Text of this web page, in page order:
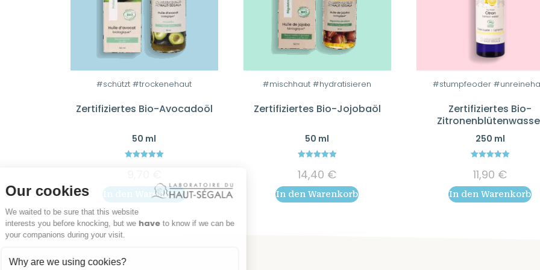
#schützt #trockenehaut
Zertifiziertes Bio-Avocadoöl
50 ml
In den Warenkorb
#mischhaut #hydratisieren
Zertifiziertes Bio-Jojobaöl
50 ml
out of 5
14,40 €
In den Warenkorb
#stumpfeoder
Zertifiziertes Bio-
250 ml
out of 5
11,90 €
In den Warenkorb
Our cookies
We waited to be sure that this website
interests you before knocking, but wehaveto know if we can be
your companions during your visit.
Why are we using cookies?